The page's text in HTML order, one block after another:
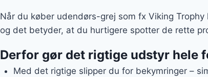
Når du køber udendørs-grej som fx Viking
og det betyder, at du hurtigere spotter de rette
Derfor gør det rigtige udstyr hele
Med det rigtige slipper du for bekymringer –